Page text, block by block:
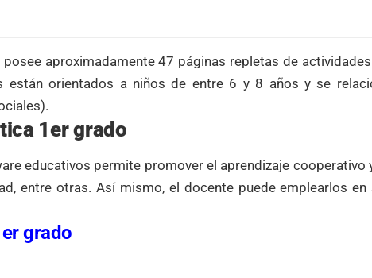
aproximadamente 47 páginas repletas de
orientados a niños de entre 6 y 8 años y se
1er grado
educativos permite promover el aprendizaje
entre otras. Así mismo, el docente puede emplearlos
grado